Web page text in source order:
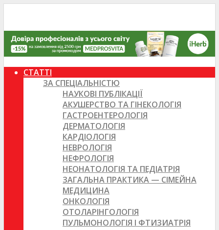
СТАТТІ
ЗА СПЕЦІАЛЬНІСТЮ
НАУКОВІ ПУБЛІКАЦІЇ
АКУШЕРСТВО ТА ГІНЕКОЛОГІЯ
ГАСТРОЕНТЕРОЛОГІЯ
ДЕРМАТОЛОГІЯ
КАРДІОЛОГІЯ
НЕВРОЛОГІЯ
НЕФРОЛОГІЯ
НЕОНАТОЛОГІЯ ТА ПЕДІАТРІЯ
ЗАГАЛЬНА ПРАКТИКА — СІМЕЙНА
МЕДИЦИНА
ОНКОЛОГІЯ
ОТОЛАРІНГОЛОГІЯ
ПУЛЬМОНОЛОГІЯ І ФТИЗИАТРІЯ